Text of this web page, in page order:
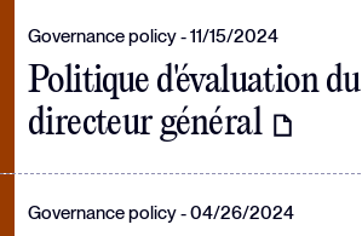
Governance policy 11/15/2024
Politique d'évaluation du
directeur général
Governance policy 04/26/2024